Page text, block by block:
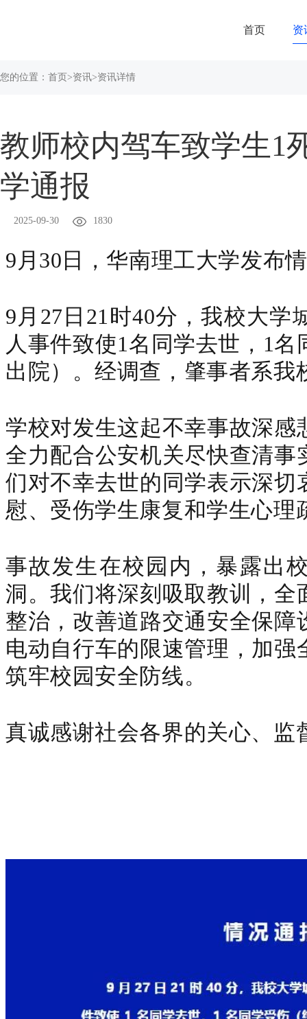
首页 资
您的位置： 首页 >资讯>资讯详情
教师校内驾车致学生1
学通报
2025-09-30 1830
9月30日，华南理工大学发布
9 月 27 日 21时40分，我校大学
人事件致使1名同学去世， 1名
出院）。经调查，肇事者系我
学校对发生这起不幸事故深
全力配合公安机关尽快查清事
们对不幸去世的同学表示深切
慰、受伤学生康复和学生心理
事故发生在校园内，暴露出
洞。我们将深刻吸取教训，全
整治，改善道路交通安全保
电动自行车的限速管理，加
筑牢校园安全防线。
真诚感谢社会各界的关心、监